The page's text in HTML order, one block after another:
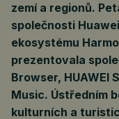
zemí a regionů.
společnosti
ekosystému
prezentovala
Browser, HUAWEI
Music. Ústředním
kulturních a